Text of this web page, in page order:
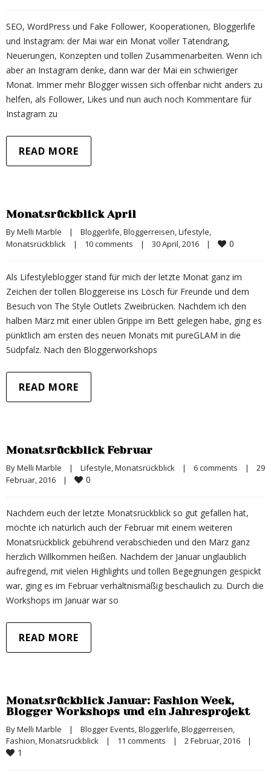
SEO, WordPress und Fake Follower, Kooperationen, Bloggerlife
und Instagram: der Mai war ein Monat voller Tatendrang,
Neuerungen, Konzepten und tollen Zusammenarbeiten. Wenn ich
aber an Instagram denke, dann war der Mai ein schwieriger
Monat. Immer mehr Blogger wissen sich offenbar nicht anders zu
helfen, als Follower, Likes und nun auch noch Kommentare für
Instagram zu
READ MORE
Monatsrückblick April
By Melli Marble | Bloggerlife, Bloggerreisen, Lifestyle
Monatsrückblick
| 10 comments | 30 April, 2016 | 0
Als Lifestyleblogger stand für mich der letzte Monat ganz im
Zeichen der tollen Bloggereise ins Lösch für Freunde und dem
Besuch von The Style Outlets Zweibrücken. Nachdem ich den
halben März mit einer üblen Grippe im Bett gelegen habe, ging es
pünktlich am ersten des neuen Monats mit pureGLAM in die
Südpfalz. Nach den Bloggerworkshops
READ MORE
Monatsrückblick Februar
By Melli Marble | Lifestyle, Monatsrückblick | 6 comments |
29
Februar, 2016
| 0
Nachdem euch der letzte Monatsrückblick so gut gefallen hat,
möchte ich natürlich auch der Februar mit einem weiteren
Monatsrückblick gebührend verabschieden und den März ganz
herzlich Willkommen heißen. Nachdem der Januar unglaublich
aufregend, mit vielen Highlights und tollen Begegnungen gespickt
war, ging es im Februar verhältnismäßig beschaulich zu. Durch die
Workshops im Januar war so
READ MORE
Monatsrückblick Januar: Fashion Week,
Blogger Workshops und ein Jahresprojekt
By Melli Marble | Blogger Events, Bloggerlife, Bloggerreisen
Fashion, Monatsrückblick | 11 comments | 2 Februar, 2016 |
1